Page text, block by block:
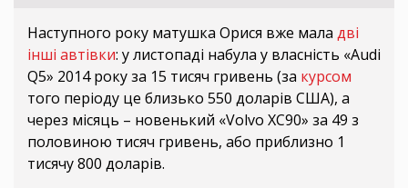
Наступного року матушка Орися вже мала дві
інші автівки: у листопаді набула у власність «Audi
Q5» 2014 року за 15 тисяч гривень (за курсом
того періоду це близько 550 доларів США), а
через місяць – новенький «Volvo XC90» за 49 з
половиною тисяч гривень, або приблизно 1
тисячу 800 доларів.